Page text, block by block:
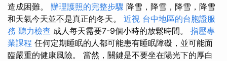
造成困難。 辦理護照的完整步驟 降雪，降雪，降雪，降雪
和天氣今天並不是真正的冬天。 近視 台中地區的台胞證服
務 聽力檢查 成人每天需要7-9個小時的放鬆時間。 指壓專
業課程 任何定期睡眠的人都可能患有睡眠障礙，並可能面
臨嚴重的健康風險。 當然，關鍵是不要坐在陽光下的厚白